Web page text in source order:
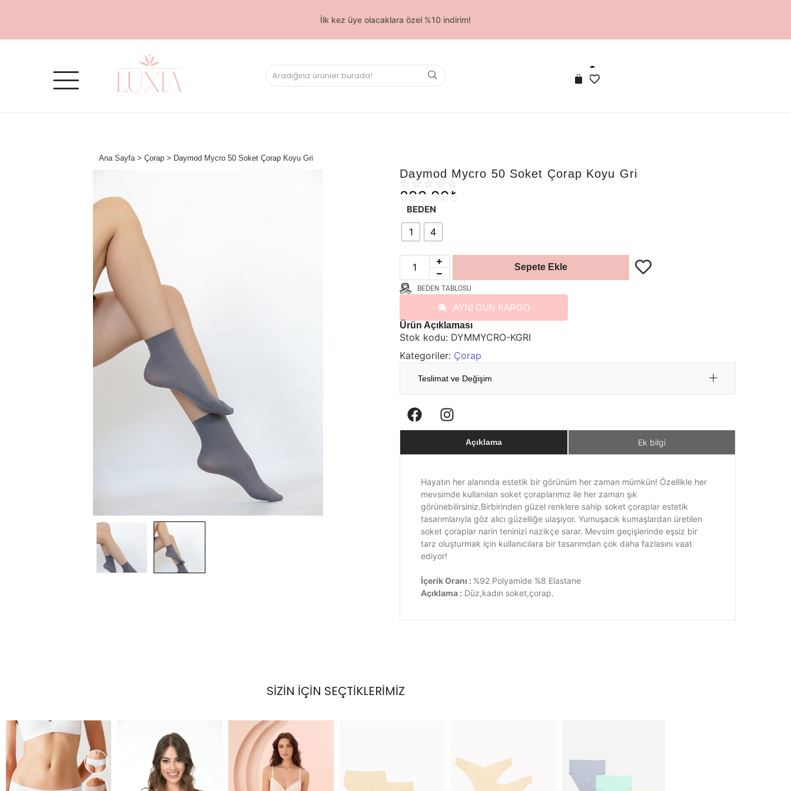
İlk kez üye olacaklara özel %10 indirim!
Ana Sayfa> Çorap> Daymod Mycro 50 Soket Çorap Koyu Gri
Daymod Mycro 50 Soket Çorap Koyu Gri
☆ ☆ ☆ ☆ ☆
299,99₺
BEDEN
1 4
Sepete Ekle
BEDEN TABLOSU
AYNI GÜN KARGO
Ürün Açıklaması
Stok kodu: DYMMYCRO-KGRI
Kategoriler: Çorap
Teslimat ve Değişim
Açıklama Ek bilgi
Hayatın her alanında estetik bir görünüm her zaman mümkün! Özellikle her
mevsimde kullanılan soket çoraplarımız ile her zaman şık
görünebilirsiniz.Birbirinden güzel renklere sahip soket çoraplar estetik
tasarımlarıyla göz alıcı güzelliğe ulaşıyor. Yumuşacık kumaşlardan üretilen
soket çoraplar narin teninizi nazikçe sarar. Mevsim geçişlerinde eşsiz bir
tarz oluşturmak için kullanıcılara bir tasarımdan çok daha fazlasını vaat
ediyor!
İçerik Oranı : %92 Polyamide %8 Elastane
Açıklama : Düz,kadın soket,çorap.
SİZİN İÇİN SEÇTİKLERİMİZ